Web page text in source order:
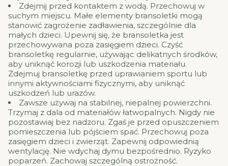
Zdejmij przed kontaktem z wodą. Przechowuj w
suchym miejscu. Małe elementy bransoletki mogą
stanowić zagrożenie zadławienia, szczególnie dla
małych dzieci. Upewnij się, że bransoletka jest
przechowywana poza zasięgiem dzieci. Czyść
bransoletkę regularnie, używając delikatnych środków,
aby uniknąć korozji lub uszkodzenia materiału.
Zdejmuj bransoletkę przed uprawianiem sportu lub
innymi aktywnościami fizycznymi, aby uniknąć
uszkodzeń lub urazów.
Zawsze używaj na stabilnej, niepalnej powierzchni.
Trzymaj z dala od materiałów łatwopalnych. Nigdy nie
pozostawiaj bez nadzoru. Zgaś je przed opuszczeniem
pomieszczenia lub pójściem spać. Przechowuj poza
zasięgiem dzieci i zwierząt. Zapewnij odpowiednią
wentylację. Nie wdychaj dymu bezpośrednio. Ryzyko
poparzeń. Zachowaj szczególną ostrożność.